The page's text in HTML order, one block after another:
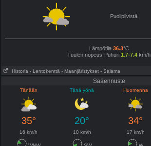
Puolipilvistä
Lämpötila 36.3°C
Tuulen nopeus-Puhuri 1.7-7.4 km/h
Historia - Lentokenttä - Maanjäristykset - Salama
Sääennuste
Tänään
Tänä yönä Huomenna
35° 20° 34°
16 km/h 10 km/h 17 km/h